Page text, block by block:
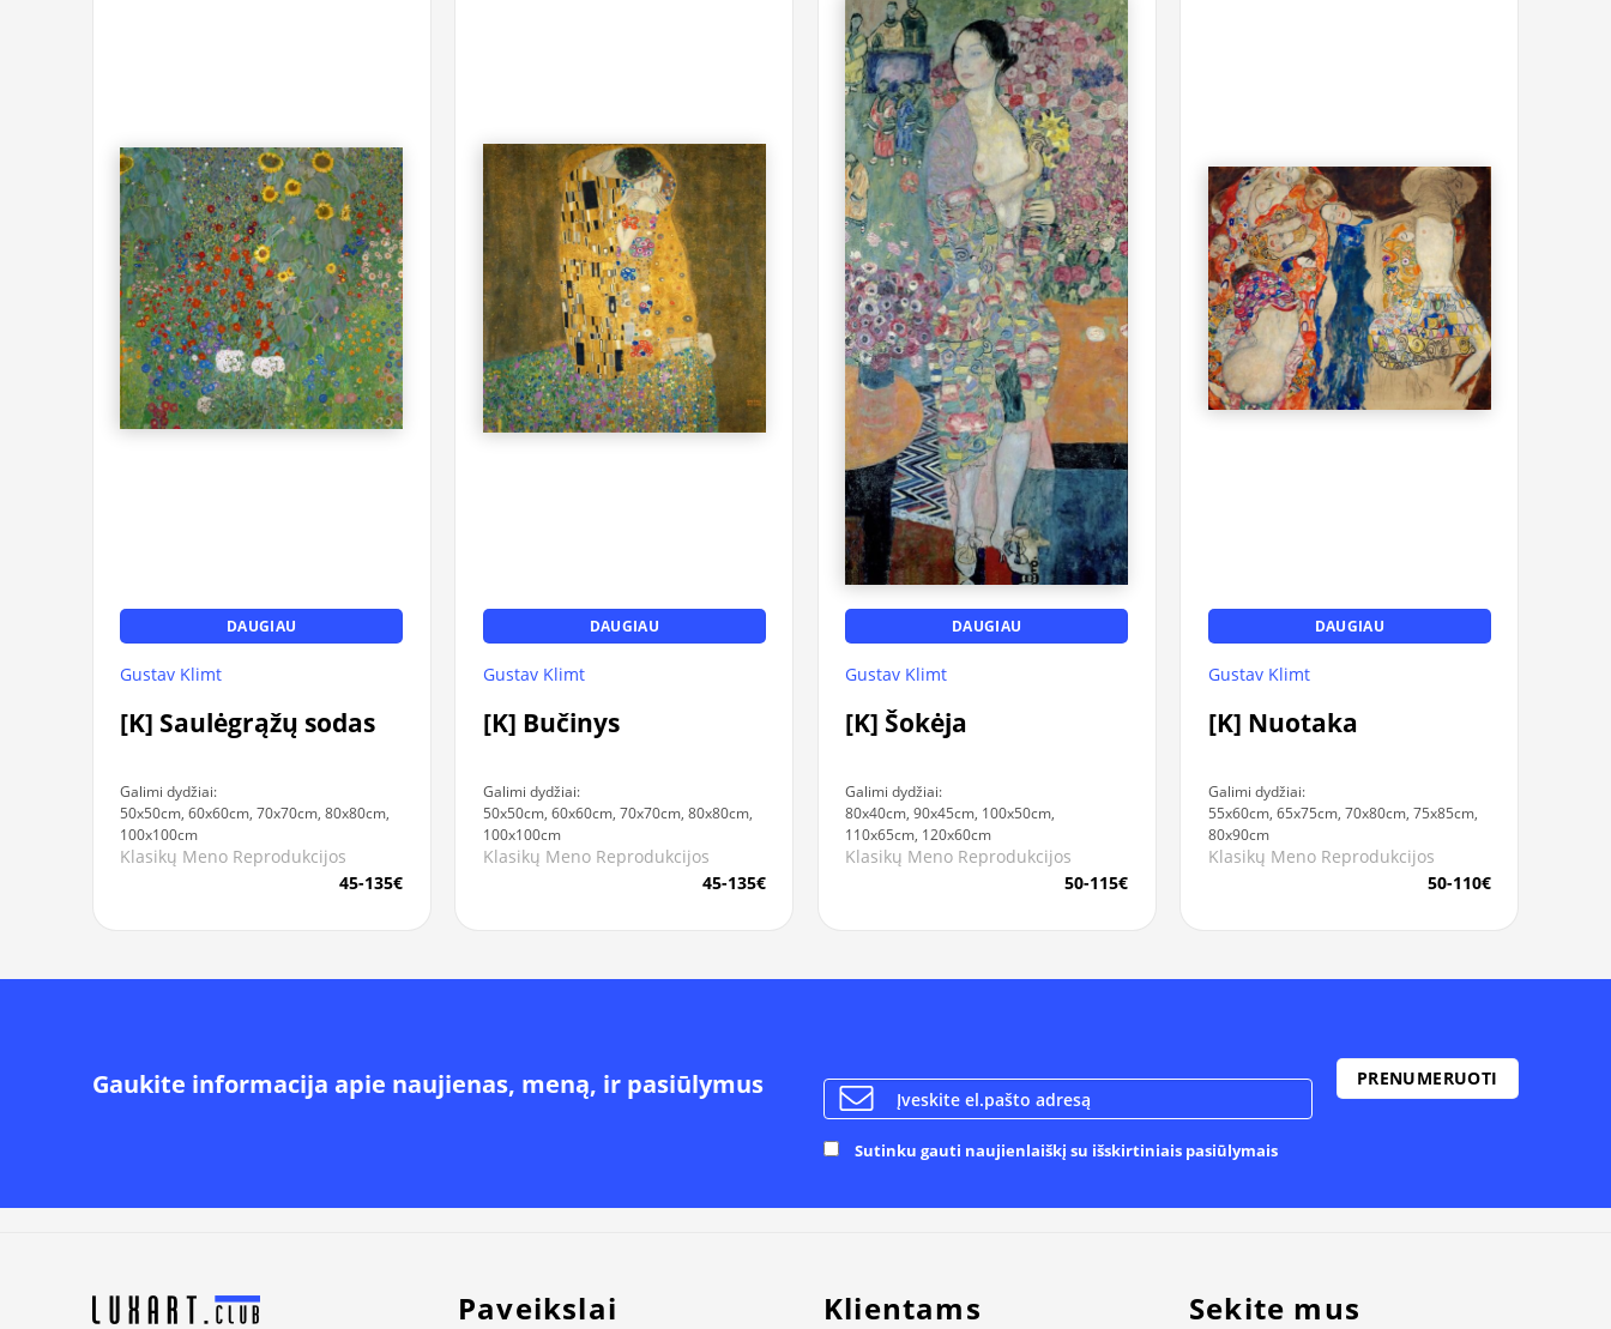
DAUGIAU
Gustav Klimt
[K] Saulėgrąžų sodas
Galimi dydžiai:
50x50cm, 60x60cm, 70x70cm, 80x80cm,
100x100cm
Klasikų Meno Reprodukcijos
45-135€
DAUGIAU
Gustav Klimt
[K] Bučinys
Galimi dydžiai:
50x50cm, 60x60cm, 70x70cm, 80x80cm,
100x100cm
Klasikų Meno Reprodukcijos
45-135€
DAUGIAU
Gustav Klimt
[K] Šokėja
Galimi dydžiai:
80x40cm, 90x45cm, 100x50cm,
110x65cm, 120x60cm
Klasikų Meno Reprodukcijos
50-115€
DAUGIAU
Gustav Klimt
[K] Nuotaka
Galimi dydžiai:
55x60cm, 65x75cm, 70x80cm, 75x85cm,
80x90cm
Klasikų Meno Reprodukcijos
50-110€
Gaukite informacija apie naujienas, meną, ir pasiūlymus
Sutinku gauti naujienlaiškį su išskirtiniais pasiūlymais
Paveikslai Klientams Sekite mus